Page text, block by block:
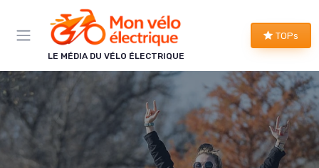
LE MÉDIA DU VÉLO ÉLECTRIQUE
TOPs
Panneau de gestion des cookies